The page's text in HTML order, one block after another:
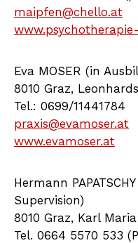
maipfen@chello.at
Eva MOSER (in
8010 Graz,
Tel.: 0699/11441784
praxis@evamoser.at
www.evamoser.at
Hermann
Supervision)
8010 Graz, Karl
Tel. 0664 5570 533